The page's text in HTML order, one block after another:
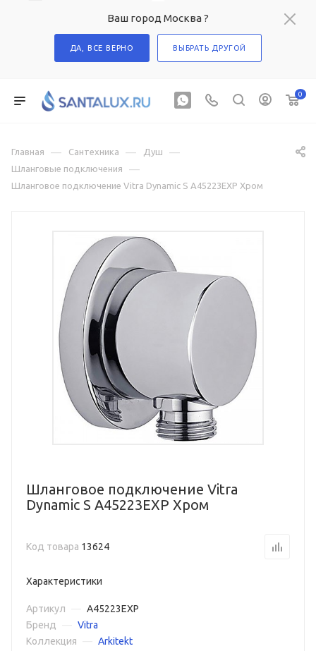
Ваш город Москва ?
ДА, ВСЕ ВЕРНО ВЫБРАТЬ ДРУГОЙ
0
Главная — Сантехника — Душ —
Шланговые подключения —
Шланговое подключение Vitra Dynamic S A45223EXP Хром
Шланговое подключение Vitra
Dynamic S A45223EXP Хром
Код товара 13624
Характеристики
Артикул
A45223EXP
Бренд
Vitra
Коллекция
Arkitekt